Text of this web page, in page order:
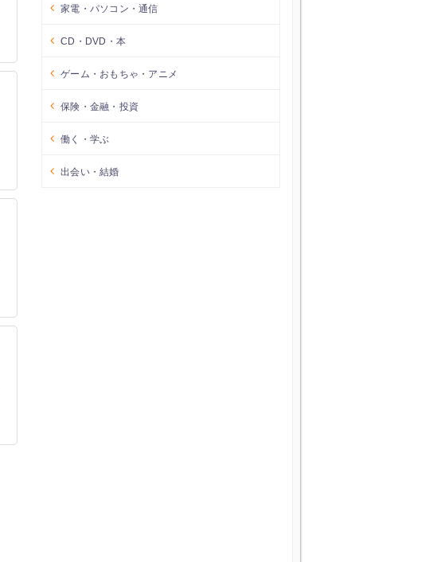
家電・パソコン・通信
CD・DVD・本
ゲーム・おもちゃ・アニメ
保険・金融・投資
働く・学ぶ
出会い・結婚